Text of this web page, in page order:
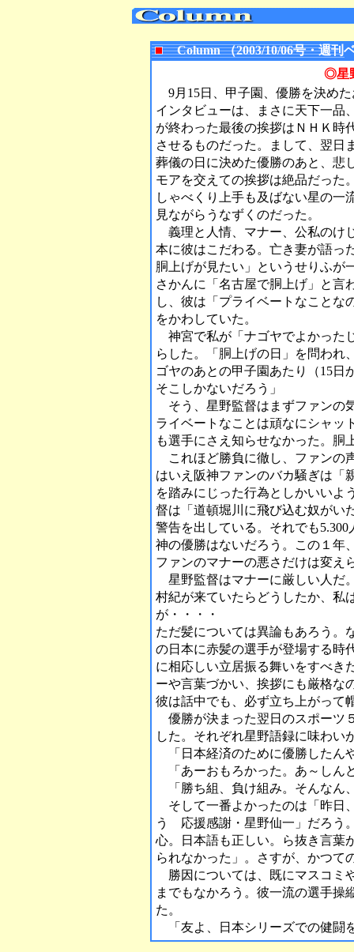
Column （2003/10/06号・週刊
◎星
9月15日、甲子園、優勝を決め
インタビューは、まさに天下一品
が終わった最後の挨拶はＮＨＫ時
させるものだった。まして、翌日
葬儀の日に決めた優勝のあと、悲
モアを交えての挨拶は絶品だった
しゃべくり上手も及ばない星の一
見ながらうなずくのだった。
義理と人情、マナー、公私のけ
本に彼はこだわる。亡き妻が語っ
胴上げが見たい」というせりふが
さかんに「名古屋で胴上げ」と言
し、彼は「プライベートなことな
をかわしていた。
神宮で私が「ナゴヤでよかった
らした。「胴上げの日」を問われ
ゴヤのあとの甲子園あたり（15日
そこしかないだろう」
そう、星野監督はまずファンの
ライベートなことは頑なにシャッ
も選手にさえ知らせなかった。胴
これほど勝負に徹し、ファンの
はいえ阪神ファンのバカ騒ぎは「
を踏みにじった行為としかいいよ
督は「道頓堀川に飛び込む奴がい
警告を出している。それでも
神の優勝はないだろう。この１年
ファンのマナーの悪さだけは変え
星野監督はマナーに厳しい人だ
村紀が来ていたらどうしたか、私
が・・・・
ただ髪については異論もあろう。
の日本に赤髪の選手が登場する時
に相応しい立居振る舞いをすべき
ーや言葉づかい、挨拶にも厳格な
彼は話中でも、必ず立ち上がって
優勝が決まった翌日のスポーツ
した。それぞれ星野語録に味わい
「日本経済のために優勝したん
「あーおもろかった。あ～しん
「勝ち組、負け組み。そんなん
そして一番よかったのは「昨日
う 応援感謝・星野仙一」だろう
心。日本語も正しい。ら抜き言葉
られなかった」。さすが、かつて
勝因については、既にマスコミ
までもなかろう。彼一流の選手操
た。
「友よ、日本シリーズでの健闘